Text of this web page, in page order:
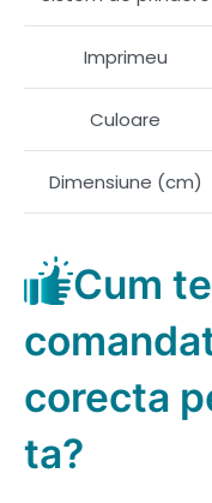
Imprimeu
Culoare
Dimensiune (cm)
Cum
corecta
ta?